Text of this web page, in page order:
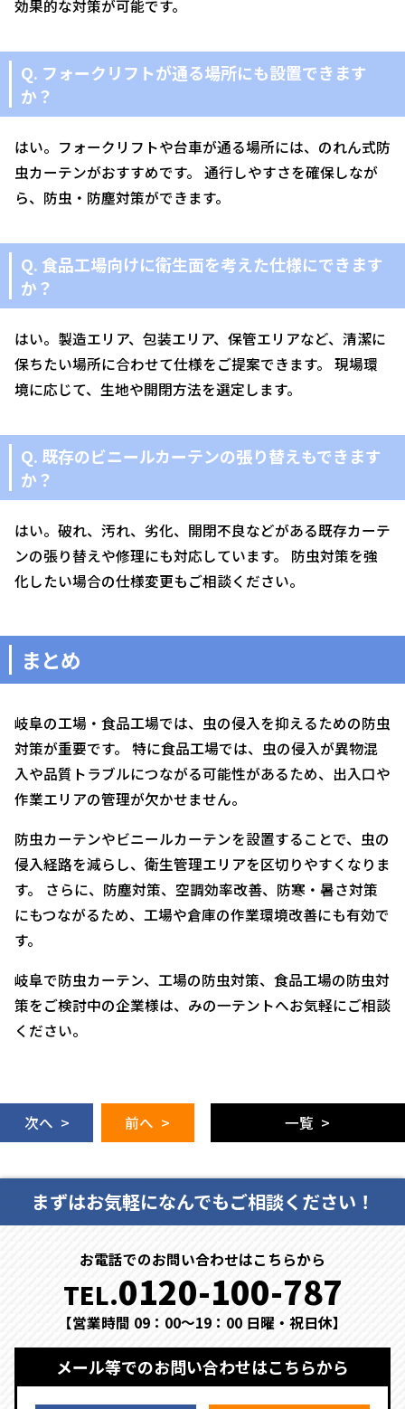
効果的な対策が可能です。
Q. フォークリフトが通る場所にも設置できます
か？
はい。フォークリフトや台車が通る場所には、のれん式防
虫カーテンがおすすめです。 通行しやすさを確保しなが
ら、防虫・防塵対策ができます。
Q. 食品工場向けに衛生面を考えた仕様にできます
か？
はい。製造エリア、包装エリア、保管エリアなど、清潔に
保ちたい場所に合わせて仕様をご提案できます。 現場環
境に応じて、生地や開閉方法を選定します。
Q. 既存のビニールカーテンの張り替えもできます
か？
はい。破れ、汚れ、劣化、開閉不良などがある既存カーテ
ンの張り替えや修理にも対応しています。 防虫対策を強
化したい場合の仕様変更もご相談ください。
まとめ
岐阜の工場・食品工場では、虫の侵入を抑えるための防虫
対策が重要です。 特に食品工場では、虫の侵入が異物混
入や品質トラブルにつながる可能性があるため、出入口や
作業エリアの管理が欠かせません。
防虫カーテンやビニールカーテンを設置することで、虫の
侵入経路を減らし、衛生管理エリアを区切りやすくなりま
す。 さらに、防塵対策、空調効率改善、防寒・暑さ対策
にもつながるため、工場や倉庫の作業環境改善にも有効で
す。
岐阜で防虫カーテン、工場の防虫対策、食品工場の防虫対
策をご検討中の企業様は、みの一テントへお気軽にご相談
ください。
次へ > 前へ > 一覧 >
まずはお気軽になんでもご相談ください！
お電話でのお問い合わせはこちらから
TEL.0120-100-787
【営業時間 09：00～19：00 日曜・祝日休】
メール等でのお問い合わせはこちらから